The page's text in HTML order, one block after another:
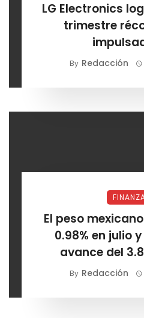
LG Electronics
trimestre
By Redacción
El peso
0.98% en julio
avance del
By Redacción